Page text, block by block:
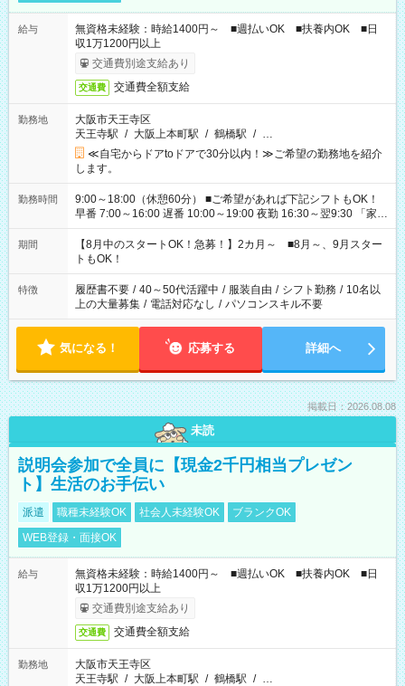
給与
無資格未経験：時給1400円～ ■週払いOK ■扶養内OK ■日
収1万1200円以上
交通費別途支給あり
交通費 交通費全額支給
勤務地
大阪市天王寺区
天王寺駅 / 大阪上本町駅 / 鶴橋駅 / …
≪自宅からドアtoドアで30分以内！≫ご希望の勤務地を紹介
します。
勤務時間
9:00～18:00（休憩60分） ■ご希望があれば下記シフトもOK！
早番 7:00～16:00 遅番 10:00～19:00 夜勤 16:30～翌9:30 「家族
と休みを合わせたい」 「余裕を持って夕飯の準備がしたい」
「できれば残業はしたくない」 など、ご希望を教えてください
ね。 ※Wワーク希望の方へ 今ご覧のお仕事で希望する勤務時間
と、もう1つのお仕事の勤務時間。 合計で週40時間を超える場
合は応募できません。
期間
【8月中のスタートOK！急募！】2カ月～ ■8月～、9月スター
トもOK！
特徴 履歴書不要 / 40～50代活躍中 / 服装自由 / シフト勤務 / 10名以
上の大量募集 / 電話対応なし / パソコンスキル不要
気になる！ 応募する 詳細へ
掲載日：2026.08.08
未読
説明会参加で全員に【現金2千円相当プレゼン
ト】生活のお手伝い
派遣 職種未経験OK 社会人未経験OK
ブランクOK
WEB登録・面接OK
給与
無資格未経験：時給1400円～ ■週払いOK ■扶養内OK ■日
収1万1200円以上
交通費別途支給あり
交通費 交通費全額支給
勤務地
大阪市天王寺区
天王寺駅 / 大阪上本町駅 / 鶴橋駅 / …